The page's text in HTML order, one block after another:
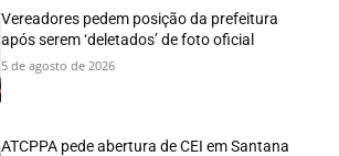
Vereadores pedem posição da prefeitura
após serem ‘deletados’ de foto oficial
5 de agosto de 2026
ATCPPA pede abertura de CEI em Santana